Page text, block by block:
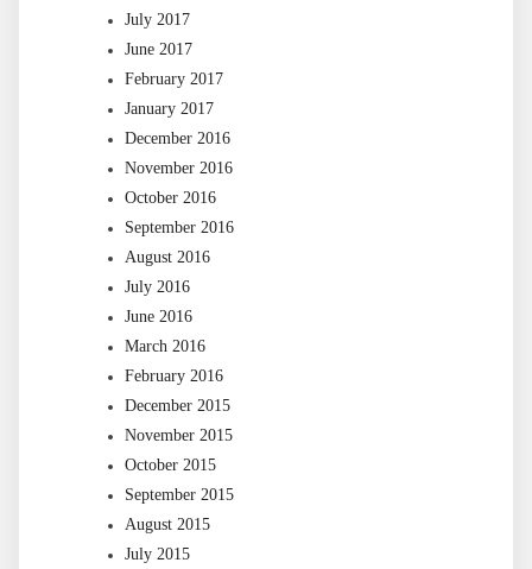
July 2017
June 2017
February 2017
January 2017
December 2016
November 2016
October 2016
September 2016
August 2016
July 2016
June 2016
March 2016
February 2016
December 2015
November 2015
October 2015
September 2015
August 2015
July 2015